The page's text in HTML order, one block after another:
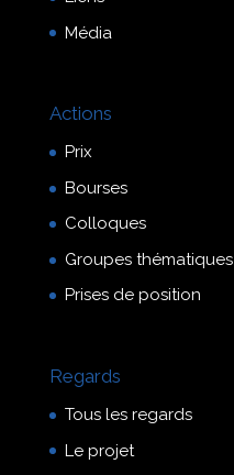
Média
Actions
Prix
Bourses
Colloques
Groupes thématiques
Prises de position
Regards
Tous les regards
Le projet